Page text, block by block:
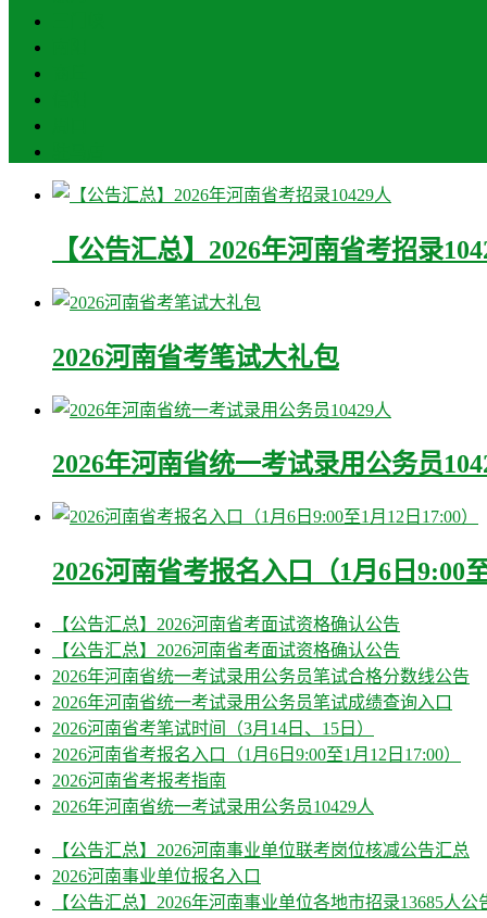
【公告汇总】2026年河南省考招录
2026河南省考笔试大礼包
2026年河南省统一考试录用公务员
2026河南省考报名入口（1月6日9:00
【公告汇总】2026河南省考面试资格确认公告
【公告汇总】2026河南省考面试资格确认公告
2026年河南省统一考试录用公务员笔试合格分数线公告
2026年河南省统一考试录用公务员笔试成绩查询入口
2026河南省考笔试时间（3月14日、15日）
2026河南省考报名入口（1月6日9:00至1月12日17:00）
2026河南省考报考指南
2026年河南省统一考试录用公务员10429人
【公告汇总】2026河南事业单位联考岗位核减公告汇总
2026河南事业单位报名入口
【公告汇总】2026年河南事业单位各地市招录13685人